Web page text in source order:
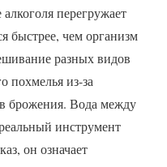
перегружает
быстрее, чем организм
разных видов
похмелья из-за
брожения. Вода между
инструмент
он означает